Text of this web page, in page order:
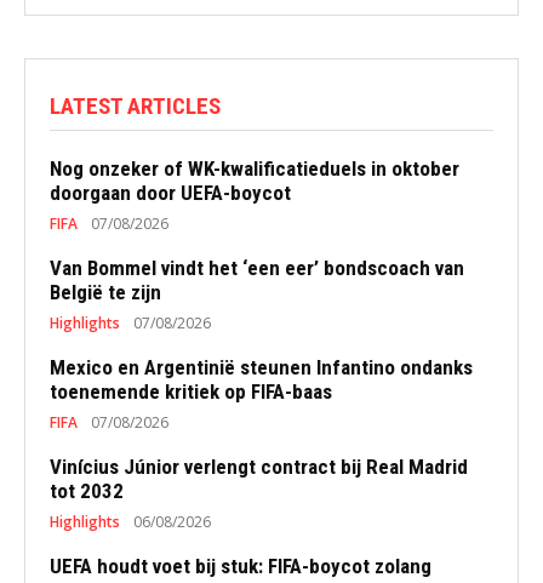
LATEST ARTICLES
Nog onzeker of WK-kwalificatieduels in oktober
doorgaan door UEFA-boycot
FIFA 07/08/2026
Van Bommel vindt het ‘een eer’ bondscoach van
België te zijn
Highlights 07/08/2026
Mexico en Argentinië steunen Infantino ondanks
toenemende kritiek op FIFA-baas
FIFA 07/08/2026
Vinícius Júnior verlengt contract bij Real Madrid
tot 2032
Highlights 06/08/2026
UEFA houdt voet bij stuk: FIFA-boycot zolang